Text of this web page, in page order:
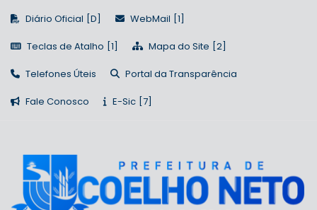
Diário Oficial WebMail
Teclas de Atalho Mapa do Site
Telefones Úteis Portal da Transparência
Fale Conosco E-Sic